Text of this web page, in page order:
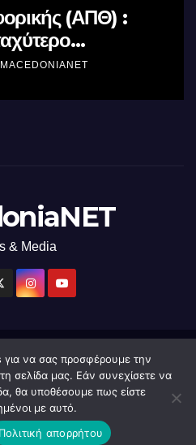
(ΑΠΘ) :
κόσμο με τη
& Media
με την Υποστήριξη του WordPress
απόThemeansar.
ΕπικοινωνίαΠολιτική Απορρήτου
για να σας προσφέρουμε την
σελίδα μας. Εάν συνεχίσετε να
θα υποθέσουμε πως είστε
με αυτό.
Πολιτική απορρήτου